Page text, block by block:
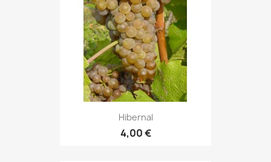
Hibernal
4,00 €